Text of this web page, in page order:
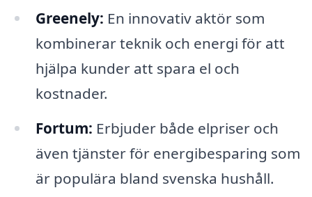
Greenely: En innovativ aktör som
kombinerar teknik och energi för att
hjälpa kunder att spara el och
kostnader.
Fortum: Erbjuder både elpriser och
även tjänster för energibesparing som
är populära bland svenska hushåll.